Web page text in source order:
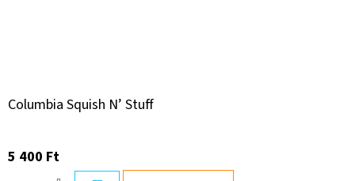
Columbia Squish N’ Stuff
5 400 Ft